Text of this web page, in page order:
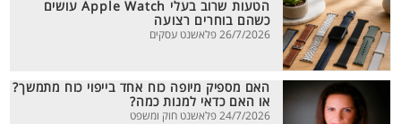
הטעות שרוב בעלי Apple Watch עושים
כשהם בוחרים רצועה
26/7/2026 פלאשנט עסקים
האם מספיק מיופה כוח אחד בייפוי כוח מתמשך?
או האם כדאי למנות כמה?
24/7/2026 פלאשנט חוק ומשפט